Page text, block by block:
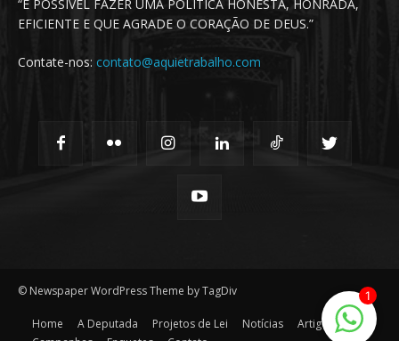
“É POSSÍVEL FAZER UMA POLÍTICA HONESTA, HONRADA,
EFICIENTE E QUE AGRADE O CORAÇÃO DE DEUS.”
Contate-nos: contato@aquietrabalho.com
© Newspaper WordPress Theme by TagDiv
Home A Deputada Projetos de Lei Notícias
Artigos
1